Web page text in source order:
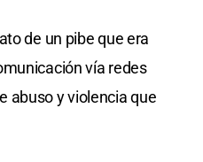
de un pibe que era
vía redes
abuso y violencia que